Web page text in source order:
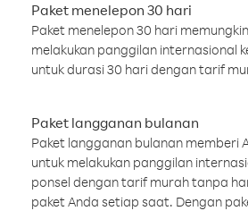
Paket menelepon 30 hari
Paket menelepon 30 hari
melakukan panggilan internasional
untuk durasi 30 hari dengan tarif
Paket langganan bulanan
Paket langganan bulanan memberi
untuk melakukan panggilan
ponsel dengan tarif murah tanpa
paket Anda setiap saat. Dengan